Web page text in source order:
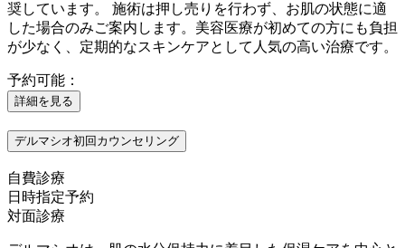
奨しています。 施術は押し売りを行わず、お肌の状態に適
した場合のみご案内します。美容医療が初めての方にも負担
が少なく、定期的なスキンケアとして人気の高い治療です。
予約可能：
詳細を見る
デルマシオ初回カウンセリング
自費診療
日時指定予約
対面診療